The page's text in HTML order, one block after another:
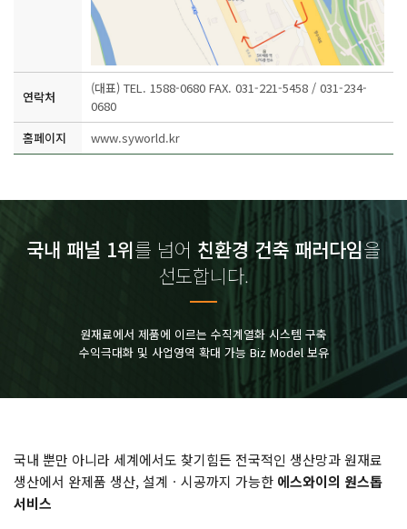
연락처
(대표) TEL. 1588-0680 FAX. 031-221-5458 / 031-234-
0680
홈페이지
www.syworld.kr
국내 패널 1위를 넘어 친환경 건축 패러다임을
선도합니다.
원재료에서 제품에 이르는 수직계열화 시스템 구축
수익극대화 및 사업영역 확대 가능 Biz Model 보유
국내 뿐만 아니라 세계에서도 찾기힘든 전국적인 생산망과 원재료
생산에서 완제품 생산, 설계ㆍ시공까지 가능한 에스와이의 원스톱
서비스